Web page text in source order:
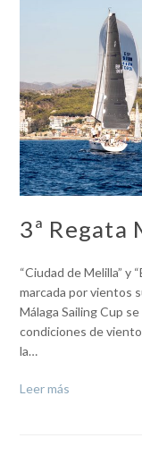
3ª Regata
“Ciudad de Melilla” y
marcada por vientos
Málaga Sailing Cup
condiciones de
la…
Leer más